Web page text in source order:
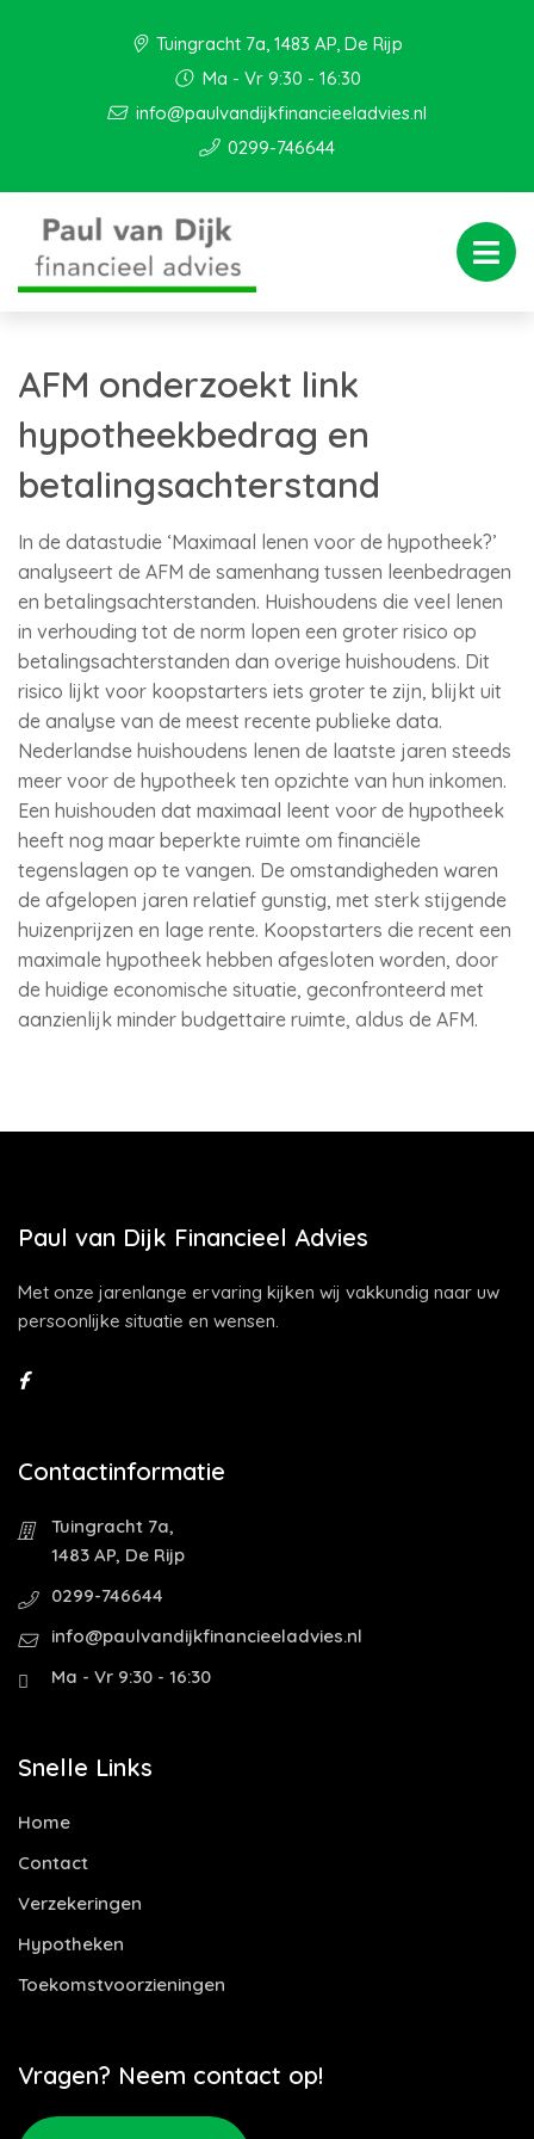
Tuingracht 7a, 1483 AP, De Rijp
Ma - Vr 9:30 - 16:30
info@paulvandijkfinancieeladvies.nl
0299-746644
AFM onderzoekt link
hypotheekbedrag en
betalingsachterstand
In de datastudie ‘Maximaal lenen voor de hypotheek?’
analyseert de AFM de samenhang tussen leenbedragen
en betalingsachterstanden. Huishoudens die veel lenen
in verhouding tot de norm lopen een groter risico op
betalingsachterstanden dan overige huishoudens. Dit
risico lijkt voor koopstarters iets groter te zijn, blijkt uit
de analyse van de meest recente publieke data.
Nederlandse huishoudens lenen de laatste jaren steeds
meer voor de hypotheek ten opzichte van hun inkomen.
Een huishouden dat maximaal leent voor de hypotheek
heeft nog maar beperkte ruimte om financiële
tegenslagen op te vangen. De omstandigheden waren
de afgelopen jaren relatief gunstig, met sterk stijgende
huizenprijzen en lage rente. Koopstarters die recent een
maximale hypotheek hebben afgesloten worden, door
de huidige economische situatie, geconfronteerd met
aanzienlijk minder budgettaire ruimte, aldus de AFM.
Paul van Dijk Financieel Advies
Met onze jarenlange ervaring kijken wij vakkundig naar uw
persoonlijke situatie en wensen.
Contactinformatie
Tuingracht 7a,
1483 AP, De Rijp
0299-746644
info@paulvandijkfinancieeladvies.nl
Ma - Vr 9:30 - 16:30
Snelle Links
Home
Contact
Verzekeringen
Hypotheken
Toekomstvoorzieningen
Vragen? Neem contact op!